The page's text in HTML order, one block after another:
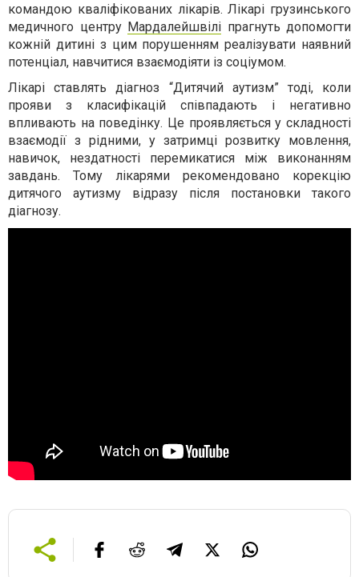
командою кваліфікованих лікарів. Лікарі грузинського
медичного центру Мардалейшвілі прагнуть допомогти
кожній дитині з цим порушенням реалізувати наявний
потенціал, навчитися взаємодіяти із соціумом.
Лікарі ставлять діагноз “Дитячий аутизм” тоді, коли
прояви з класифікацій співпадають і негативно
впливають на поведінку. Це проявляється у складності
взаємодії з рідними, у затримці розвитку мовлення,
навичок, нездатності перемикатися між виконанням
завдань. Тому лікарями рекомендовано корекцію
дитячого аутизму відразу після постановки такого
діагнозу.